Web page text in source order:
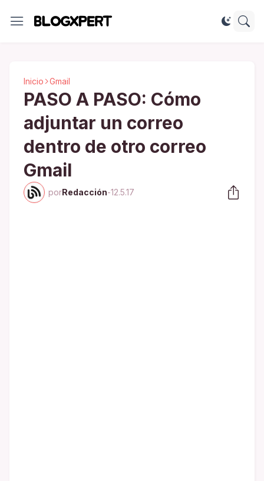
Inicio Gmail
PASO A PASO: Cómo
adjuntar un correo
dentro de otro correo
Gmail
porRedacción-12.5.17